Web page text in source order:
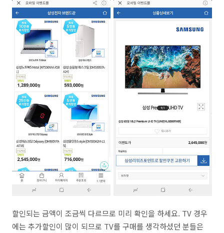
할인되는 금액이 조금씩 다르므로 미리 확인을 하세요. TV 경우
에는 추가할인이 많이 되므로 TV를 구매를 생각하셨던 분들은